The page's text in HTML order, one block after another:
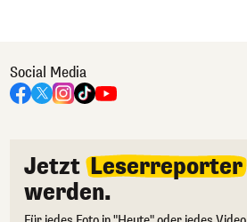
Social Media
Jetzt Leserreporter
werden.